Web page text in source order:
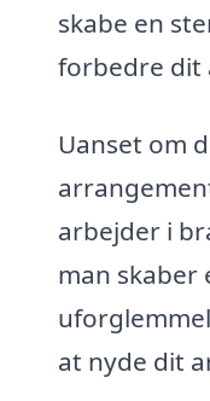
skabe en
forbedre dit
Uanset om
arbejder i
man skaber
at nyde dit